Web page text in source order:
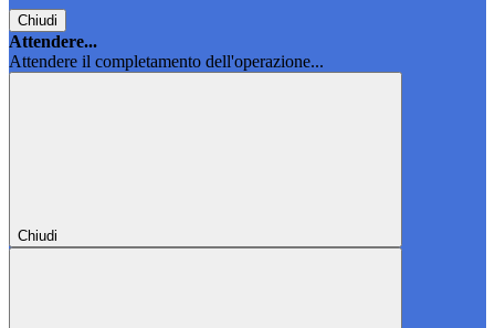
Chiudi
Attendere...
Attendere il completamento dell'operazione...
Chiudi